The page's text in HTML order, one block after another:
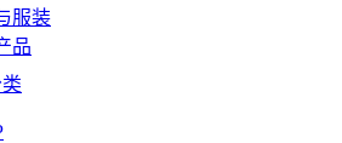
服装
品